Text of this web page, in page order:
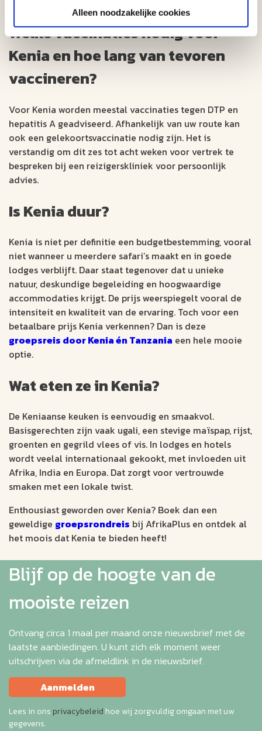
Alleen noodzakelijke cookies
Welke vaccinaties nodig voor
Kenia en hoe lang van tevoren
vaccineren?
Voor Kenia worden meestal vaccinaties tegen DTP en
hepatitis A geadviseerd. Afhankelijk van uw route kan
ook een gelekoortsvaccinatie nodig zijn. Het is
verstandig om dit zes tot acht weken voor vertrek te
bespreken bij een reizigerskliniek voor persoonlijk
advies.
Is Kenia duur?
Kenia is niet per definitie een budgetbestemming, vooral
niet wanneer u meerdere safari’s maakt en in goede
lodges verblijft. Daar staat tegenover dat u unieke
natuur, deskundige begeleiding en hoogwaardige
accommodaties krijgt. De prijs weerspiegelt vooral de
intensiteit en kwaliteit van de ervaring. Toch voor een
betaalbare prijs Kenia verkennen? Dan is deze
groepsreis door Kenia én Tanzania een hele mooie
optie.
Wat eten ze in Kenia?
De Keniaanse keuken is eenvoudig en smaakvol.
Basisgerechten zijn vaak ugali, een stevige maïspap, rijst,
groenten en gegrild vlees of vis. In lodges en hotels
wordt veelal internationaal gekookt, met invloeden uit
Afrika, India en Europa. Dat zorgt voor vertrouwde
smaken met een lokale twist.
Enthousiast geworden over Kenia? Boek dan een
geweldige groepsrondreis bij AfrikaPlus en ontdek al
het moois dat Kenia te bieden heeft!
Blijf op de hoogte van de
mooiste reizen
Ontvang circa 1 maal per maand onze nieuwsbrief met de
laatste aanbiedingen. U kunt zich elk moment weer
uitschrijven via de afmeldlink in de nieuwsbrief.
Aanmelden
Lees in ons privacybeleid hoe wij zorgvuldig omgaan met uw
gegevens.